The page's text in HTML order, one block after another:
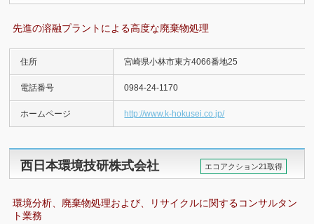
先進の溶融プラントによる高度な廃棄物処理
住所 宮崎県小林市東方4066番地25
電話番号 0984-24-1170
ホームページ http://www.k-hokusei.co.jp/
西日本環境技研株式会社 エコアクション21取得
環境分析、廃棄物処理および、リサイクルに関するコンサルタン
ト業務